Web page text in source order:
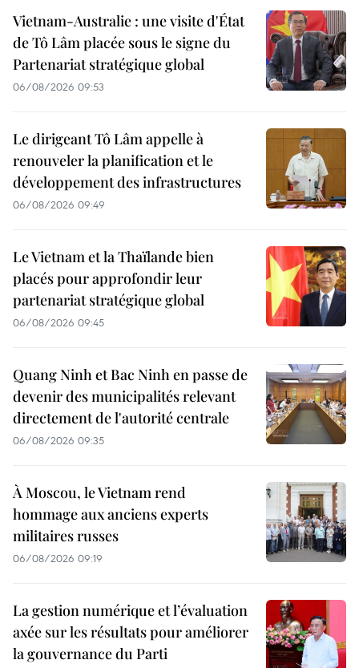
Vietnam-Australie : une visite d'État
de Tô Lâm placée sous le signe du
Partenariat stratégique global
06/08/2026 09:53
Le dirigeant Tô Lâm appelle à
renouveler la planification et le
développement des infrastructures
06/08/2026 09:49
Le Vietnam et la Thaïlande bien
placés pour approfondir leur
partenariat stratégique global
06/08/2026 09:45
Quang Ninh et Bac Ninh en passe de
devenir des municipalités relevant
directement de l'autorité centrale
06/08/2026 09:35
À Moscou, le Vietnam rend
hommage aux anciens experts
militaires russes
06/08/2026 09:19
La gestion numérique et l’évaluation
axée sur les résultats pour améliorer
la gouvernance du Parti